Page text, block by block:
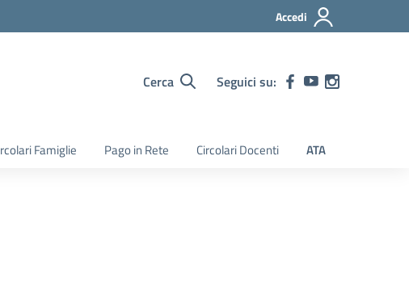
Accedi
Cerca Seguici su:
Famiglie Pago in Rete Circolari Docenti ATA